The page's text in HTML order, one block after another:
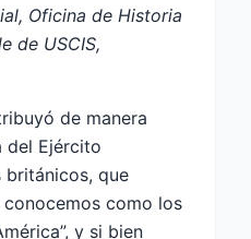
Oficina de Historia
de USCIS,
de manera
del Ejército
británicos, que
como los
y si bien